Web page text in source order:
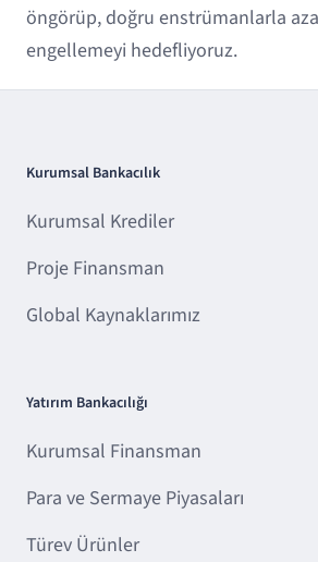
öngörüp, doğru enstrümanlarla
engellemeyi hedefliyoruz.
Kurumsal Bankacılık
Kurumsal Krediler
Proje Finansman
Global Kaynaklarımız
Yatırım Bankacılığı
Kurumsal Finansman
Para ve Sermaye Piyasaları
Türev Ürünler